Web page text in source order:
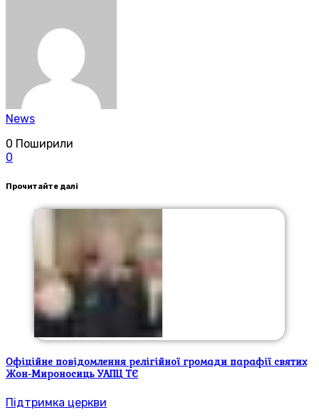
News
0 Поширили
0
Прочитайте далі
Офіційне повідомлення релігійної громади парафії святих
Жон-Мироносиць УАПЦ ТЄ
Підтримка церкви